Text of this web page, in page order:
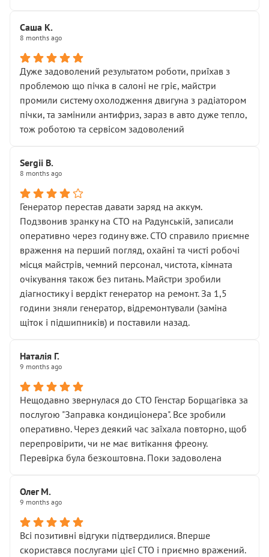
Саша К.
8 months ago
Дуже задоволений результатом роботи, приїхав з
проблемою що пічка в салоні не гріє, майстри
промили систему охолодження двигуна з радіатором
пічки, та замінили антифриз, зараз в авто дуже тепло,
тож роботою та сервісом задоволений
Sergii B.
8 months ago
Генератор перестав давати заряд на аккум.
Подзвонив зранку на СТО на Радунській, записали
оперативно через годину вже. СТО справило приємне
враження на перший погляд, охайні та чисті робочі
місця майстрів, чемний персонал, чистота, кімната
очікування також без питань. Майстри зробили
діагностику і вердікт генератор на ремонт. За 1,5
години зняли генератор, відремонтували (заміна
щіток і підшипників) и поставили назад.
Наталія Г.
9 months ago
Нещодавно звернулася до СТО Генстар Борщагівка за
послугою "Заправка кондиціонера". Все зробили
оперативно. Через деякий час заїхала повторно, щоб
перепровірити, чи не має витікання фреону.
Перевірка була безкоштовна. Поки задоволена
Олег М.
9 months ago
Всі позитивні відгуки підтвердилися. Вперше
скористався послугами цієї СТО і приємно вражений.